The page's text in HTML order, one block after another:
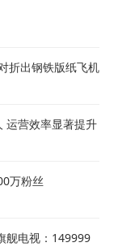
折出钢铁版纸飞机
运营效率显著提升
万粉丝
舰电视：149999